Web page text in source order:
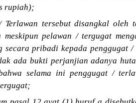
rupiah);
tersebut disangkal oleh
pelawan / tergugat
pribadi kepada penggugat /
ada bukti perjanjian adanya
selama ini penggugat /